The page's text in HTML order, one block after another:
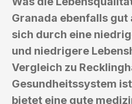
Granada ebenfalls gut
sich durch eine
und niedrigere
Vergleich zu
Gesundheitssystem
bietet eine gute